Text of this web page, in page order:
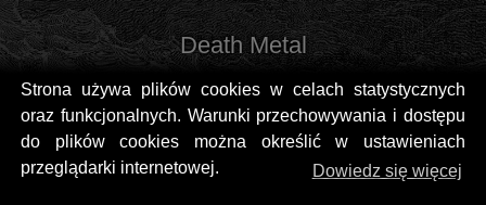
Strona używa plików cookies w celach statystycznych
oraz funkcjonalnych. Warunki przechowywania i dostępu
do plików cookies można określić w ustawieniach
przeglądarki internetowej.
Dowiedz się więcej
Death Metal